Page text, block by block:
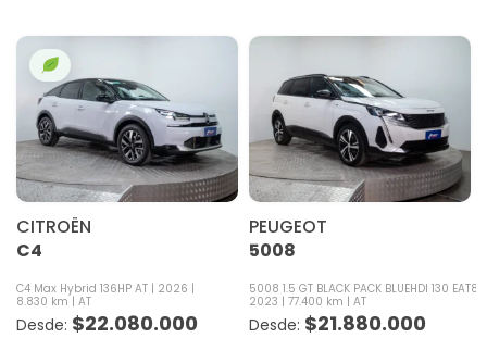
CITROËN
C4
C4 Max Hybrid 136HP AT
2026
8.830 km
AT
$22.080.000
PEUGEOT
5008
5008 1.5 GT BLACK PACK BLUEHDI 130 EAT8
2023
77.400 km AT
$21.880.000